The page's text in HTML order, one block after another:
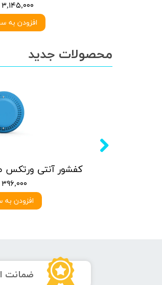
۳,۱۴۵,۰۰۰ تومان
افزودن به
۳۹۶,۰۰۰ تومان
افزودن به
محصولات جدید
​ضمانت